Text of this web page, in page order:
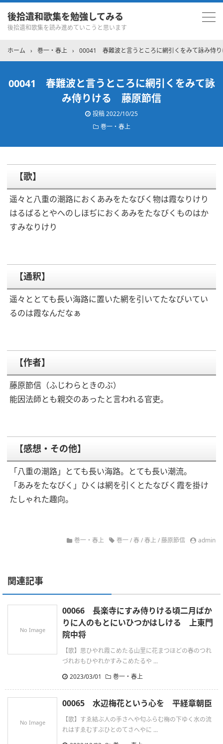
後拾遺和歌集を勉強してみる
後拾遺和歌集を読み進めていこうと思います
ホーム › 巻一・春上 › 00041 春難波と言うところに網引くをみて詠み侍
00041 春難波と言うところに網引くをみて詠
み侍りける 藤原節信
投稿2022/10/25
巻一・春上
【歌】
遥々と八重の潮路におくあみをたなびく物は霞なりけり
はるばるとやへのしほぢにおくあみをたなびくものはか
すみなりけり
【通釈】
遥々ととても長い海路に置いた網を引いてたなびいてい
るのは霞なんだなぁ
【作者】
藤原節信（ふじわらときのぶ）
能因法師とも親交のあったと言われる官吏。
【感想・その他】
「八重の潮路」とても長い海路。とても長い潮流。
「あみをたなびく」ひくは網を引くとたなびく霞を掛け
たしゃれた趣向。
巻一・春上 巻一/春/春上/藤原節信 admin
関連記事
No Image
00066 長楽寺にすみ侍りける頃二月ばか
りに人のもとにいひつかはしける 上東門
院中将
【歌】思ひやれ霞こめたる山里に花まつほどの春のつれ
づれおもひやれかすみこめたるや ...
2023/03/01
巻一・春上
No Image
00065 水辺梅花という心を 平経章朝臣
【歌】すゑ結ぶ人の手さへや匂ふらむ梅の下ゆく水の流
れはすゑむすぶひとのてさへやに ...